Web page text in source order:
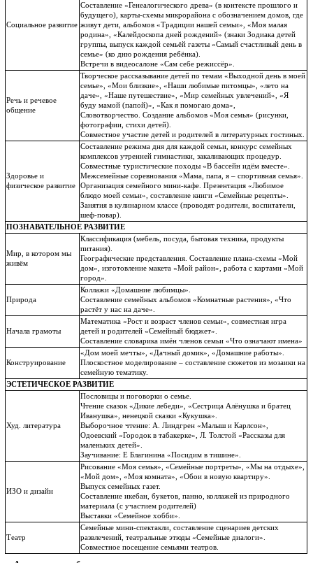
Социальное развитие
Составление «Генеалогического древа» (в контексте прошлого и
будущего), карты-схемы микрорайона с обозначением домов, где
живут дети, альбомов «Традиции нашей семьи», «Моя малая
родина», «Калейдоскопа дней рождений» (знаки Зодиака детей
группы, выпуск каждой семьёй газеты «Самый счастливый день в
семье» (ко дню рождения ребёнка).
Встречи в видеосалоне «Сам себе режиссёр».
Речь и речевое
общение
Творческое рассказывание детей по темам «Выходной день в моей
семье», «Мои близкие», «Наши любимые питомцы», «лето на
даче», «Наше путешествие», «Мир семейных увлечений», «Я
буду мамой (папой)», «Как я помогаю дома»,
Словотворчество. Создание альбомов «Моя семья» (рисунки,
фотографии, стихи детей).
Совместное участие детей и родителей в литературных гостиных.
Здоровье и
физическое развитие
Составление режима дня для каждой семьи, конкурс семейных
комплексов утренней гимнастики, закаливающих процедур.
Совместные туристические походы «В бассейн идём вместе».
Межсемейные соревнования «Мама, папа, я – спортивная семья».
Организация семейного мини-кафе. Презентация «Любимое
блюдо моей семьи», составление книги «Семейные рецепты».
Занятия в кулинарном классе (проводят родители, воспитатели,
шеф-повар).
ПОЗНАВАТЕЛЬНОЕ РАЗВИТИЕ
Мир, в котором мы
живём
Классификация (мебель, посуда, бытовая техника, продукты
питания).
Географические представления. Составление плана-схемы «Мой
дом», изготовление макета «Мой район», работа с картами «Мой
город».
Природа
Коллажи «Домашние любимцы».
Составление семейных альбомов «Комнатные растения», «Что
растёт у нас на даче».
Начала грамоты
Математика «Рост и возраст членов семьи», совместная игра
детей и родителей «Семейный бюджет».
Составление словарика имён членов семьи «Что означают имена»
Конструирование
«Дом моей мечты», «Дачный домик», «Домашние работы».
Плоскостное моделирование – составление сюжетов из мозаики на
семейную тематику.
ЭСТЕТИЧЕСКОЕ РАЗВИТИЕ
Худ. литература
Пословицы и поговорки о семье.
Чтение сказок «Дикие лебеди», «Сестрица Алёнушка и братец
Иванушка», ненецкой сказки «Кукушка».
Выборочное чтение: А. Линдгрен «Малыш и Карлсон»,
Одоевский «Городок в табакерке», Л. Толстой «Рассказы для
маленьких детей».
Заучивание: Е Благинина «Посидим в тишине».
ИЗО и дизайн
Рисование «Моя семья», «Семейные портреты», «Мы на отдыхе»,
«Мой дом», «Моя комната», «Обои в новую квартиру».
Выпуск семейных газет.
Составление икебан, букетов, панно, коллажей из природного
материала (с участием родителей)
Выставки «Семейное хобби».
Театр
Семейные мини-спектакли, составление сценариев детских
развлечений, театральные этюды «Семейные диалоги».
Совместное посещение семьями театров.